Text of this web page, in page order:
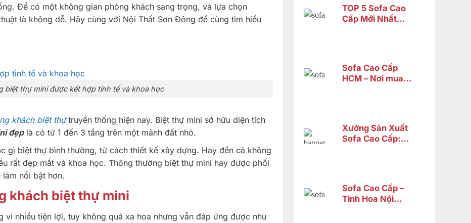
Để có một không gian phòng khách sang trọng, và lựa chọn
là không dễ. Hãy cùng với Nội Thất Sơn Đông để cùng tìm hiểu
biệt thự mini được kết hợp tinh tế và khoa học
khách biệt thựtruyền thống hiện nay. Biệt thự mini sở hữu diện tích
đẹplà có từ 1 đến 3 tầng trên một mảnh đất nhỏ.
gì biệt thự bình thường, từ cách thiết kế xây dựng. Hay đến cả không
rất đẹp mắt và khoa học. Thông thường biệt thự mini hay được phối
nổi bật hơn.
khách biệt thự mini
nhiều tiện lợi, tuy không quá xa hoa nhưng vẫn đáp ứng được nhu
TOP 5 Sofa Cao
Cấp Mới Nhất
Sofa Cao Cấp
HCM – Nơi mua
Xưởng Sản Xuất
Sofa Cao Cấp:
Sofa Cao Cấp –
Tinh Hoa Nội